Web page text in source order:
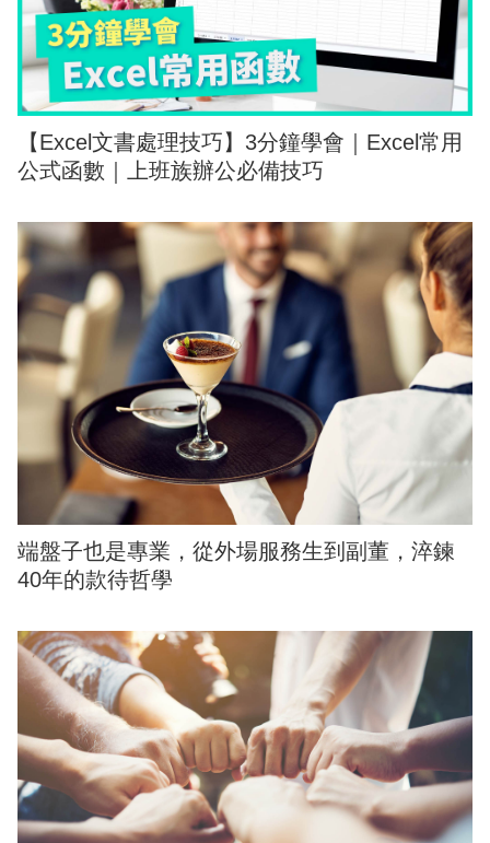
【Excel文書處理技巧】3分鐘學會｜Excel常用
公式函數｜上班族辦公必備技巧
端盤子也是專業，從外場服務生到副董，淬鍊
40年的款待哲學